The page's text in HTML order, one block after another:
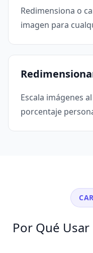
Redimensiona o
imagen para
Escala imágenes
porcentaje
Por Qué Usar